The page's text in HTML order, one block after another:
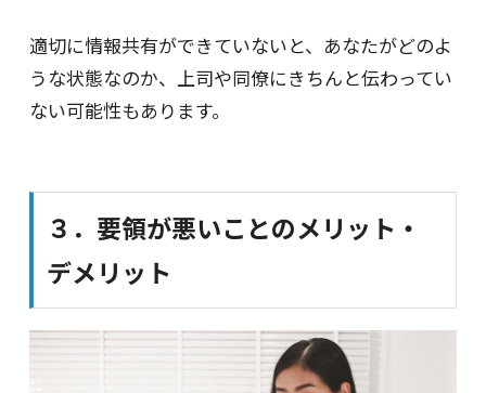
適切に情報共有ができていないと、あなたがどのよ
うな状態なのか、上司や同僚にきちんと伝わってい
ない可能性もあります。
３．要領が悪いことのメリット・
デメリット